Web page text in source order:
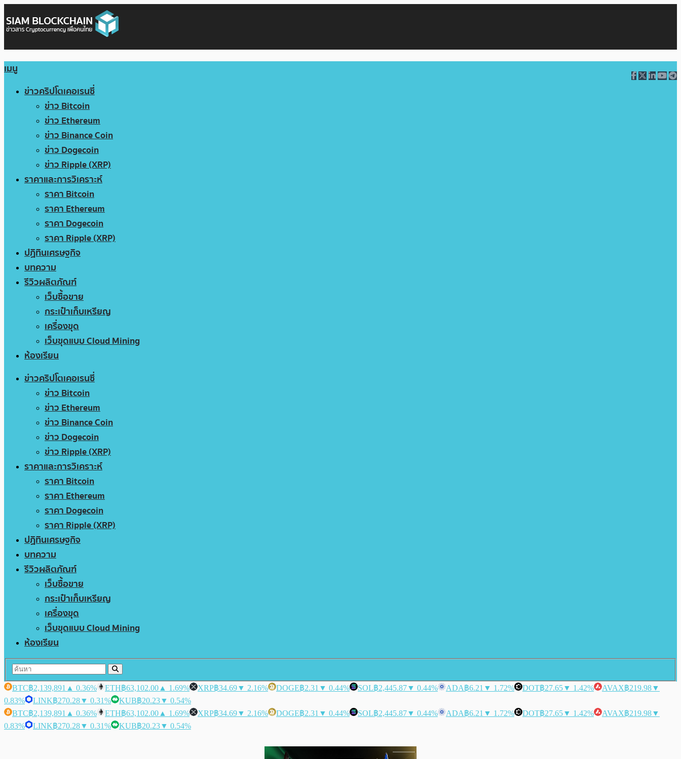
เมนู
ข่าวคริปโตเคอเรนซี่
ข่าว Bitcoin
ข่าว Ethereum
ข่าว Binance Coin
ข่าว Dogecoin
ข่าว Ripple (XRP)
ราคาและการวิเคราะห์
ราคา Bitcoin
ราคา Ethereum
ราคา Dogecoin
ราคา Ripple (XRP)
ปฏิทินเศรษฐกิจ
บทความ
รีวิวผลิตภัณฑ์
เว็บซื้อขาย
กระเป๋าเก็บเหรียญ
เครื่องขุด
เว็บขุดแบบ Cloud Mining
ห้องเรียน
ข่าวคริปโตเคอเรนซี่
ข่าว Bitcoin
ข่าว Ethereum
ข่าว Binance Coin
ข่าว Dogecoin
ข่าว Ripple (XRP)
ราคาและการวิเคราะห์
ราคา Bitcoin
ราคา Ethereum
ราคา Dogecoin
ราคา Ripple (XRP)
ปฏิทินเศรษฐกิจ
บทความ
รีวิวผลิตภัณฑ์
เว็บซื้อขาย
กระเป๋าเก็บเหรียญ
เครื่องขุด
เว็บขุดแบบ Cloud Mining
ห้องเรียน
BTC฿2,139,891 ▲ 0.36% ETH฿63,102.00 ▲ 1.69% XRP฿34.69▼ 2.16% DOGE฿2.31 ▼ 0.44% SOL฿2,445.87▼ 0.44% ADA฿6.21 ▼ 1.72% DOT฿27.65▼ 1.42% AVAX฿219.98▼
0.83%
LINK฿270.28▼ 0.31% KUB฿20.23▼ 0.54%
BTC฿2,139,891 ▲ 0.36% ETH฿63,102.00 ▲ 1.69% XRP฿34.69▼ 2.16% DOGE฿2.31 ▼ 0.44% SOL฿2,445.87▼ 0.44% ADA฿6.21 ▼ 1.72% DOT฿27.65▼ 1.42% AVAX฿219.98▼
0.83%
LINK฿270.28▼ 0.31% KUB฿20.23▼ 0.54%